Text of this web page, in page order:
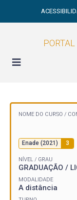
NOME DO CURSO /
Enade (2021) 3
NÍVEL / GRAU
GRADUAÇÃO /
MODALIDADE
A distância